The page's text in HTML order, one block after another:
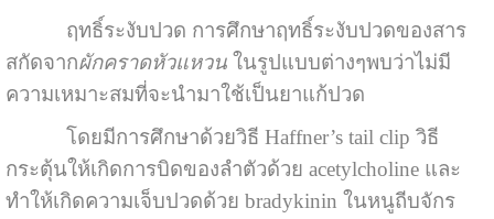
ฤทธิ์ระงับปวด การศึกษาฤทธิ์ระงับปวดของสาร
สกัดจากผักคราดหัวแหวน ในรูปแบบต่างๆพบว่าไม่มี
ความเหมาะสมที่จะนำมาใช้เป็นยาแก้ปวด
โดยมีการศึกษาด้วยวิธี Haffner’s tail clip วิธี
กระตุ้นให้เกิดการบิดของลำตัวด้วย acetylcholine และ
ทำให้เกิดความเจ็บปวดด้วย bradykinin ในหนูถีบจักร